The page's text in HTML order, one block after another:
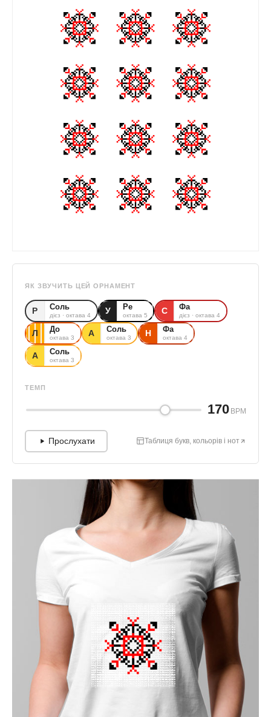
ЯК ЗВУЧИТЬ ЦЕЙ ОРНАМЕНТ
Р Соль
дієз · октава 4 У Ре
октава 5 С Фа
дієз · октава 4
Л До
октава 3 А Соль
октава 3 Н Фа
октава 4
А Соль
октава 3
ТЕМП
170 BPM
Прослухати Таблиця букв, кольорів і нот